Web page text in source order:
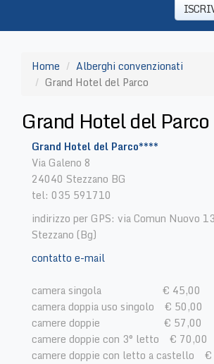
Home
Alberghi convenzionati
Grand Hotel del Parco
Grand Hotel del Parco
Grand Hotel del Parco****
Via Galeno 8
24040 Stezzano BG
tel: 035 591710
indirizzo per GPS: via Comun Nuovo
Stezzano (Bg)
​contatto e-mail
camera singola € 45,00
camera doppia uso singolo € 50,00
camere doppie € 57,00
camere doppie con 3° letto € 70,00
camere doppie con letto a castello